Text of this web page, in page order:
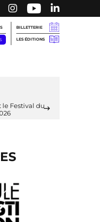
BILLETTERIE
LES ÉDITIONS
le Festival du